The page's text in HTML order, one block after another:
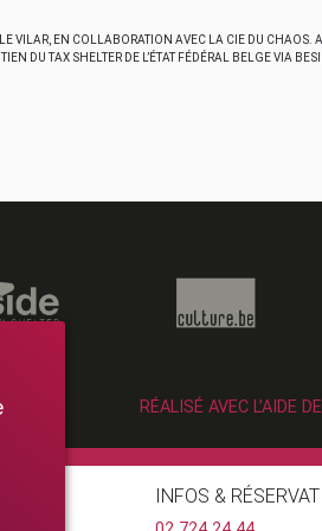
VILAR, EN COLLABORATION AVEC LA CIE DU CHAOS.
DU TAX SHELTER DE L’ÉTAT FÉDÉRAL BELGE VIA
RÉALISÉ AVEC L’AIDE
INFOS &